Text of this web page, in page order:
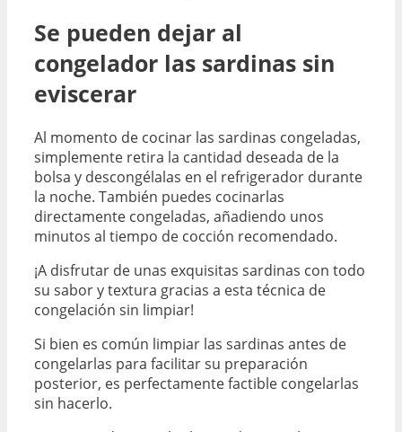
Se pueden dejar al
congelador las sardinas sin
eviscerar
Al momento de cocinar las sardinas congeladas,
simplemente retira la cantidad deseada de la
bolsa y descongélalas en el refrigerador durante
la noche. También puedes cocinarlas
directamente congeladas, añadiendo unos
minutos al tiempo de cocción recomendado.
¡A disfrutar de unas exquisitas sardinas con todo
su sabor y textura gracias a esta técnica de
congelación sin limpiar!
Si bien es común limpiar las sardinas antes de
congelarlas para facilitar su preparación
posterior, es perfectamente factible congelarlas
sin hacerlo.